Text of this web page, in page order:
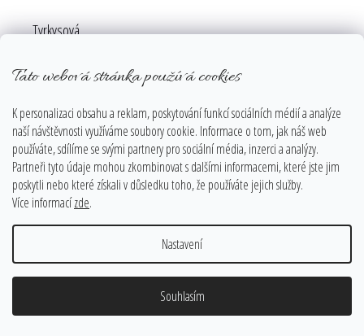
Tato webová stránka používá cookies
K personalizaci obsahu a reklam, poskytování funkcí sociálních médií a analýze
naší návštěvnosti využíváme soubory cookie. Informace o tom, jak náš web
používáte, sdílíme se svými partnery pro sociální média, inzerci a analýzy.
Partneři tyto údaje mohou zkombinovat s dalšími informacemi, které jste jim
poskytli nebo které získali v důsledku toho, že používáte jejich služby.
Více informacízde.
Nastavení
Souhlasím
Tyrkysová
uklidňuje jak z psychologického, tak i fyzického hlediska.
vlastním způsobem povzbudivě na duši a nesvádí
k nečinnosti. Pomáhá také najít klid ve svém vlastním nitru.
Ochraňuje před negativními a škodlivými vlivy, které ruší náš
klid. Nápomocná je při přepracovanosti. Posílí a ozdraví
zhroucený nervový systém a zmírní duševní napětí. Její
uklidňující účinky jsou vhodné pro lidi, kteří jsou agresivní,
nebo pro lidi přehnaně aktivní a netrpělivé.
Ochraňuje před negativními a škodlivými vlivy.
Je barvou sebevyjádření, posiluje sebevědomí. Stejně jako